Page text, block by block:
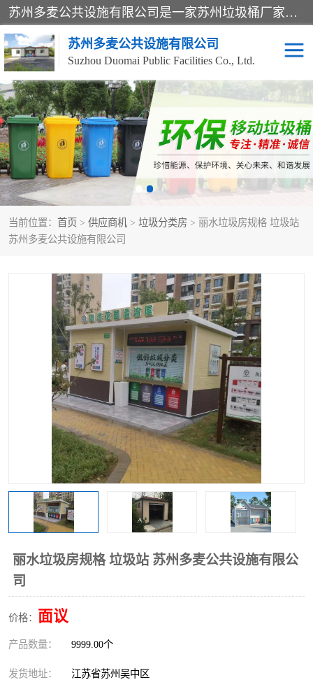
苏州多麦公共设施有限公司是一家苏州垃圾桶厂家，主营：塑料垃圾桶、分类果皮箱、户外园林椅、保安岗亭等产品厂家。全国统一热线电话：17105580222。公司组建完善的团队。设计人员，能根据客户要求，提供适合的设计方案，来满足客户的需求。
苏州多麦公共设施有限公司
Suzhou Duomai Public Facilities Co., Ltd.
当前位置： 首页 > 供应商机 > 垃圾分类房 > 丽水垃圾房规格 垃圾站
苏州多麦公共设施有限公司
丽水垃圾房规格 垃圾站 苏州多麦公共设施有限公
司
价格： 面议
产品数量： 9999.00个
发货地址： 江苏省苏州吴中区
办公室脚踩垃圾桶 保安岗亭
分类果皮箱 公园椅
垃圾分类房 塑料垃圾桶
防疫岗亭 吸烟岗亭